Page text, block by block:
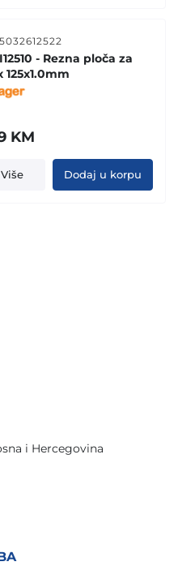
- Rezna ploča za
125x1.0mm
KM
Više Dodaj u korpu
i Hercegovina